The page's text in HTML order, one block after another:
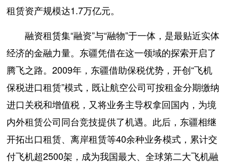
租赁资产规模达1.7万亿元。
融资租赁集“融资”与“融物”于一体，是最贴近实体
经济的金融力量。东疆凭借在这一领域的探索开启了
腾飞之路。2009年，东疆借助保税优势，开创“飞机
保税进口租赁”模式，既让航空公司可按租金分期缴纳
进口关税和增值税，又将业务主导权拿回国内，为境
内外租赁公司同台竞技提供了机遇。此后，东疆相继
开拓出口租赁、离岸租赁等40余种业务模式，累计交
付飞机超2500架，成为我国最大、全球第二大飞机融